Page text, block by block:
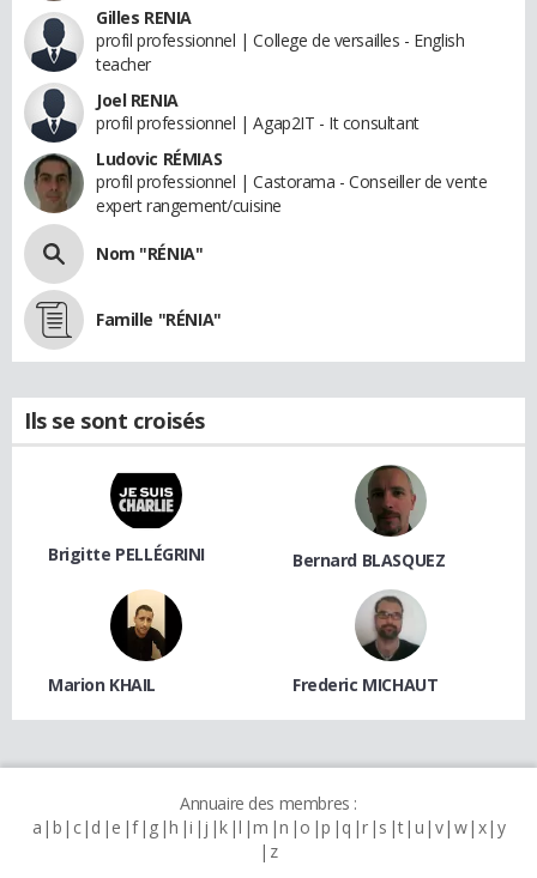
Gilles RENIA
profil professionnel | College de versailles - English
teacher
Joel RENIA
profil professionnel | Agap2IT - It consultant
Ludovic RÉMIAS
profil professionnel | Castorama - Conseiller de vente
expert rangement/cuisine
Nom "RÉNIA"
Famille "RÉNIA"
Ils se sont croisés
Brigitte PELLÉGRINI Bernard BLASQUEZ
Marion KHAIL Frederic MICHAUT
Annuaire des membres :
a b c d e f g h i j k l m n o p q r s t u v w x y
z